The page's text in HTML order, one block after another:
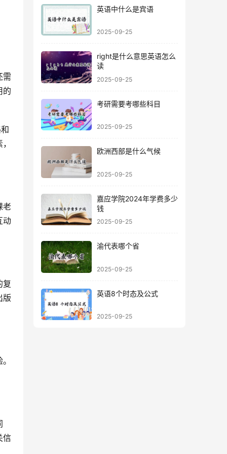
需
的
老
动
复
版
信
英语中什么是宾语
2025-09-25
right是什么意思英语怎么
读
2025-09-25
考研需要考哪些科目
2025-09-25
欧洲西部是什么气候
2025-09-25
嘉应学院2024年学费多少
钱
2025-09-25
渝代表哪个省
2025-09-25
英语8个时态及公式
2025-09-25